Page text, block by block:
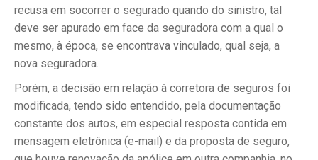
recusa em socorrer o segurado quando do sinistro, tal
deve ser apurado em face da seguradora com a qual o
mesmo, à época, se encontrava vinculado, qual seja, a
nova seguradora.
Porém, a decisão em relação à corretora de seguros foi
modificada, tendo sido entendido, pela documentação
constante dos autos, em especial resposta contida em
mensagem eletrônica (e-mail) e da proposta de seguro,